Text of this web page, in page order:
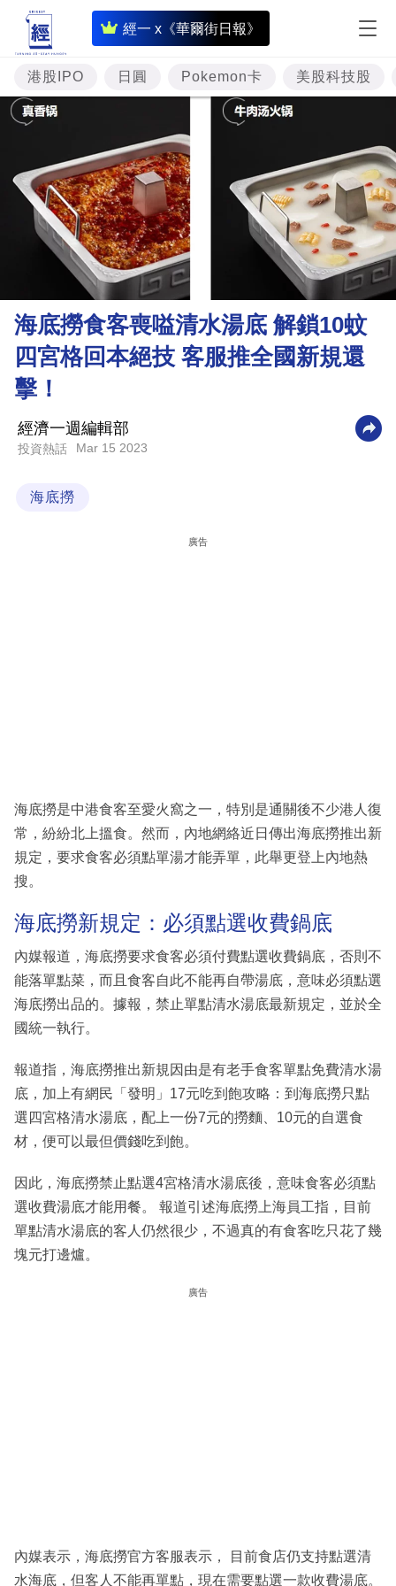
經一 x《華爾街日報》
即
時
財
經
題
投
資
樓
市
理
財
商
科
技
港股IPO 日圓 Pokemon卡 美股科技股
海底撈食客喪嗌清水湯底 解鎖10蚊
四宮格回本絕技 客服推全國新規還
擊！
經濟一週編輯部
投資熱話 Mar 15 2023
海底撈
廣告
海底撈是中港食客至愛火窩之一，特別是通關後不少港人復
常，紛紛北上搵食。然而，內地網絡近日傳出海底撈推出新
規定，要求食客必須點單湯才能弄單，此舉更登上內地熱
搜。
海底撈新規定：必須點選收費鍋底
內媒報道，海底撈要求食客必須付費點選收費鍋底，否則不
能落單點菜，而且食客自此不能再自帶湯底，意味必須點選
海底撈出品的。據報，禁止單點清水湯底最新規定，並於全
國統一執行。
報道指，海底撈推出新規因由是有老手食客單點免費清水湯
底，加上有網民「發明」17元吃到飽攻略：到海底撈只點
選四宮格清水湯底，配上一份7元的撈麵、10元的自選食
材，便可以最但價錢吃到飽。
因此，海底撈禁止點選4宮格清水湯底後，意味食客必須點
選收費湯底才能用餐。 報道引述海底撈上海員工指，目前
單點清水湯底的客人仍然很少，不過真的有食客吃只花了幾
塊元打邊爐。
廣告
內媒表示，海底撈官方客服表示， 目前食店仍支持點選清
水海底，但客人不能再單點，現在需要點選一款收費湯底。